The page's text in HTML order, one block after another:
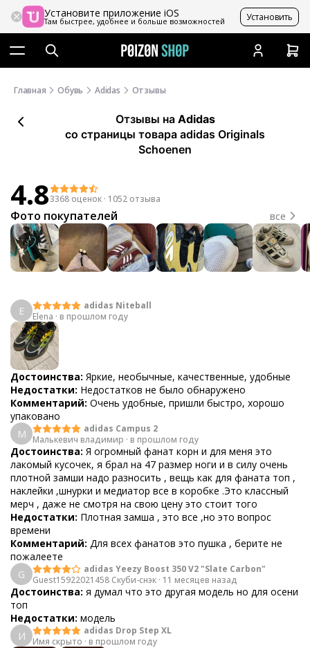
Установите приложение iOS
Там быстрее, удобнее и больше возможностей Установить
Главная Обувь Adidas Отзывы
Отзывы на Adidas
со страницы товара adidas Originals
Schoenen
4.83368 оценок · 1052 отзыва
Фото покупателей все
E
adidas Niteball
Elena · в прошлом году
Достоинства: Яркие, необычные, качественные, удобные
Недостатки: Недостатков не было обнаружено
Комментарий: Очень удобные, пришли быстро, хорошо
упаковано
М
adidas Campus 2
Малькевич владимир · в прошлом году
Достоинства: Я огромный фанат корн и для меня это
лакомый кусочек, я брал на 47 размер ноги и в силу очень
плотной замши надо разносить , вещь как для фаната топ ,
наклейки ,шнурки и медиатор все в коробке .Это классный
мерч , даже не смотря на свою цену это стоит того
Недостатки: Плотная замша , это все ,но это вопрос
времени
Комментарий: Для всех фанатов это пушка , берите не
пожалеете
G
adidas Yeezy Boost 350 V2 "Slate Carbon"
Guest15922021458 Скуби-снэк · 11 месяцев назад
Достоинства: я думал что это другая модель но для осени
топ
Недостатки: модель
И
adidas Drop Step XL
Имя скрыто · в прошлом году